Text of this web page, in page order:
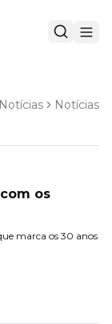
Notícias Notícias
os
marca os 30 anos